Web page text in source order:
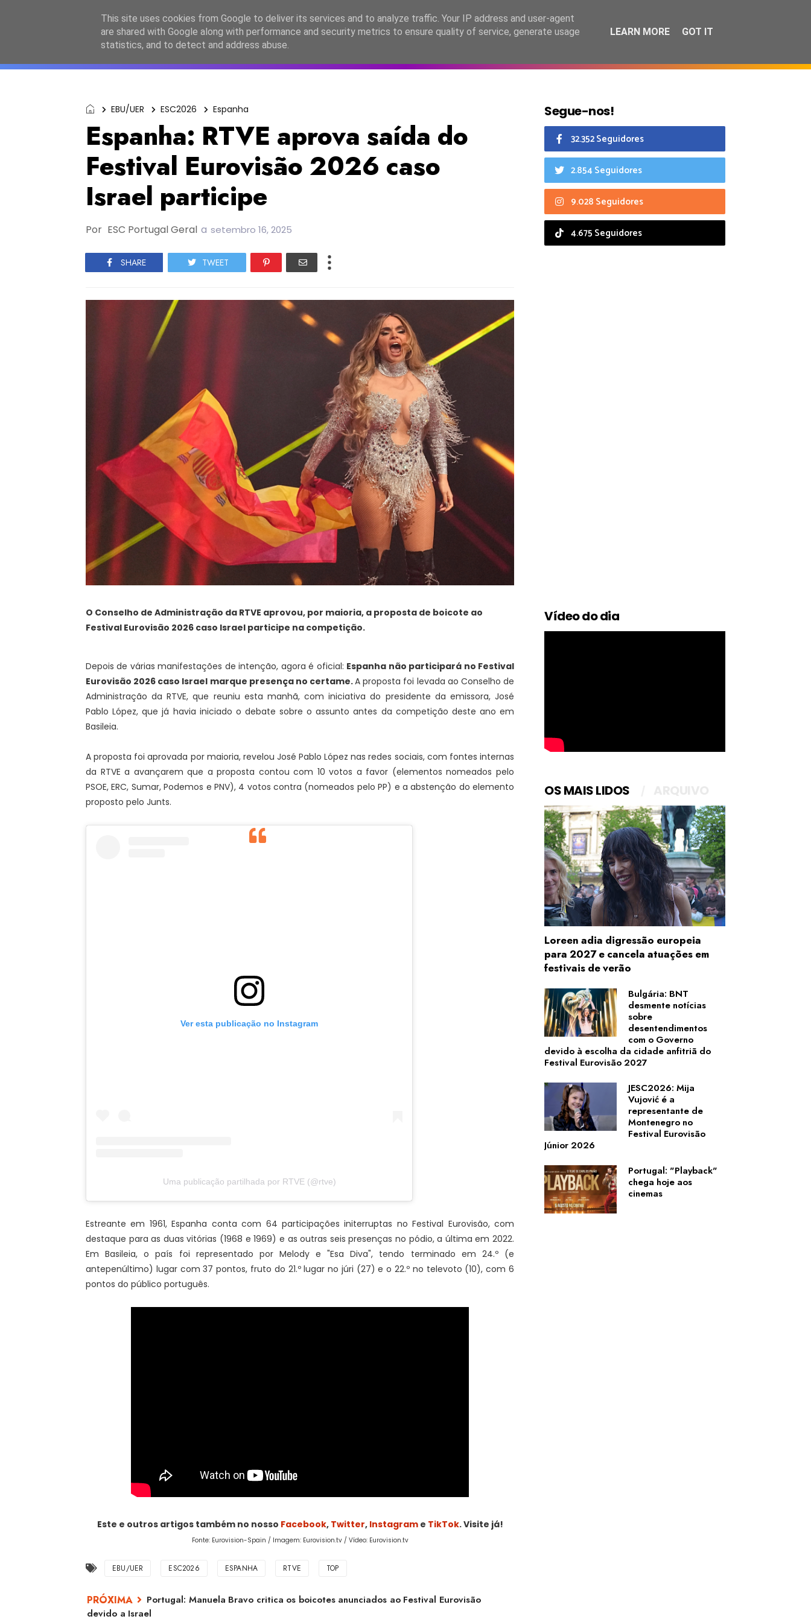
ESC2027 JESC2026 FC2026 EASC2026 PORTUGAL LANÇAMENTOS ESPECIAIS CALENDÁRIO
EBU/UER ESC2026 Espanha
Espanha: RTVE aprova saída do
Festival Eurovisão 2026 caso
Israel participe
Por ESC Portugal Geral a setembro 16, 2025
SHARE TWEET
O Conselho de Administração da RTVE aprovou, por maioria, a proposta de boicote ao
Festival Eurovisão 2026 caso Israel participe na competição.
Depois de várias manifestações de intenção, agora é oficial: Espanha não participará no Festival
Eurovisão 2026 caso Israel marque presença no certame.A proposta foi levada ao Conselho de
Administração da RTVE, que reuniu esta manhã, com iniciativa do presidente da emissora, José
Pablo López, que já havia iniciado o debate sobre o assunto antes da competição deste ano em
Basileia.
A proposta foi aprovada por maioria, revelou José Pablo López nas redes sociais, com fontes internas
da RTVE a avançarem que a proposta contou com 10 votos a favor (elementos nomeados pelo
PSOE, ERC, Sumar, Podemos e PNV), 4 votos contra (nomeados pelo PP) e a abstenção do elemento
proposto pelo Junts.
Ver esta publicação no Instagram
Uma publicação partilhada por RTVE (@rtve)
Estreante em 1961, Espanha conta com 64 participações initerruptas no Festival Eurovisão, com
destaque para as duas vitórias (1968 e 1969) e as outras seis presenças no pódio, a última em 2022.
Em Basileia, o país foi representado por Melody e "Esa Diva", tendo terminado em 24.º (e
antepenúltimo) lugar com 37 pontos, fruto do 21.º lugar no júri (27) e o 22.º no televoto (10), com 6
pontos do público português.
Este e outros artigos também no nosso Facebook, Twitter, Instagrame TikTok. Visite já!
Fonte: Eurovision-Spain / Imagem: Eurovision.tv / Vídeo: Eurovision.tv
EBU/UER ESC2026 ESPANHA RTVE TOP
Portugal: Manuela Bravo critica os boicotes anunciados ao Festival Eurovisão
devido a Israel
Segue-nos!
32.352 Seguidores
2.854 Seguidores
9.028 Seguidores
4.675 Seguidores
Vídeo do dia
OS MAIS LIDOS
Loreen adia digressão europeia
para 2027 e cancela atuações em
festivais de verão
Bulgária: BNT
desmente notícias
sobre
desentendimentos
com o Governo
devido à escolha da cidade anfitriã do
Festival Eurovisão 2027
JESC2026: Mija
Vujović é a
representante de
Montenegro no
Festival Eurovisão
Júnior 2026
Portugal: "Playback"
chega hoje aos
cinemas
This site uses cookies from Google to deliver its services and to analyze traffic. Your IP address and user-agent
are shared with Google along with performance and security metrics to ensure quality of service, generate usage
statistics, and to detect and address abuse.
LEARN MORE GOT IT